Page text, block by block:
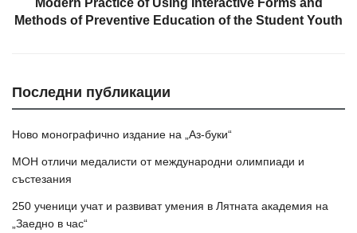
Modern Practice of Using Interactive Forms and
Methods of Preventive Education of the Student Youth
Последни публикации
Ново монографично издание на „Аз-буки“
МОН отличи медалисти от международни олимпиади и
състезания
250 ученици учат и развиват умения в Лятната академия на
„Заедно в час“